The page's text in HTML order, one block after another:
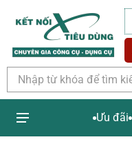
Ưu đãi